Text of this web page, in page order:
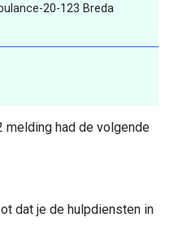
20-123 Breda
melding had de volgende
dat je de hulpdiensten in